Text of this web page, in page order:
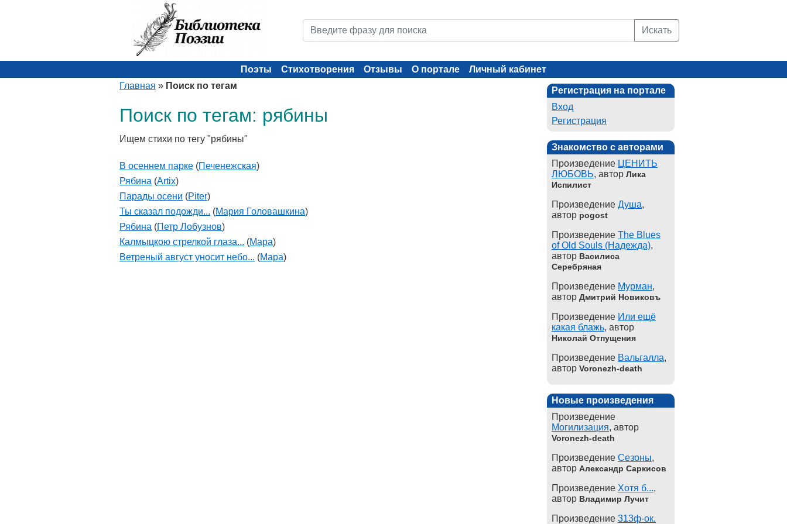
Искать
Поэты Стихотворения Отзывы О портале
Личный кабинет
Главная » Поиск по тегам
Поиск по тегам: рябины
Ищем стихи по тегу "рябины"
В осеннем парке (Печенежская)
Рябина (Artix)
Парады осени (Piter)
Ты сказал подожди... (Мария Головашкина)
Рябина (Петр Лобузнов)
Калмыцкою стрелкой глаза... (Мара)
Ветреный август уносит небо... (Мара)
Регистрация на портале
Вход
Регистрация
Знакомство с авторами
Произведение ЦЕНИТЬ
ЛЮБОВЬ, автор Лика
Испилист
Произведение Душа,
автор pogost
Произведение The Blues
of Old Souls (Надежда),
автор Василиса
Серебряная
Произведение Мурман,
автор Дмитрий Новиковъ
Произведение Или ещё
какая блажь, автор
Николай Отпущения
Произведение Вальгалла,
автор Voronezh-death
Новые произведения
Произведение
Могилизация, автор
Voronezh-death
Произведение Сезоны,
автор Александр Саркисов
Произведение Хотя б...,
автор Владимир Лучит
Произведение 313ф-ок.